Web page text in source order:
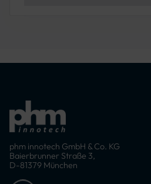
phm innotech GmbH & Co. KG
Baierbrunner Straße 3,
D-81379 München